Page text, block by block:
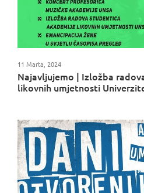
Najavljujemo | Izložba
likovnih umjetnosti
11 Marta, 2024